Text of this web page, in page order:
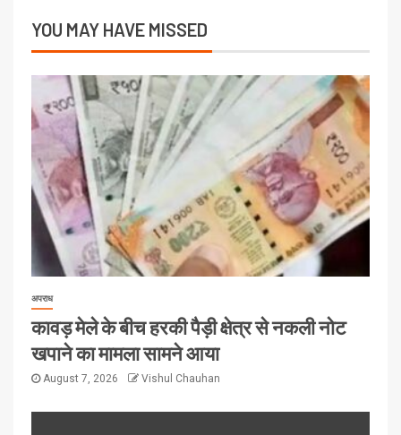
YOU MAY HAVE MISSED
अपराध
कावड़ मेले के बीच हरकी पैड़ी क्षेत्र से नकली नोट
खपाने का मामला सामने आया
August 7, 2026 Vishul Chauhan